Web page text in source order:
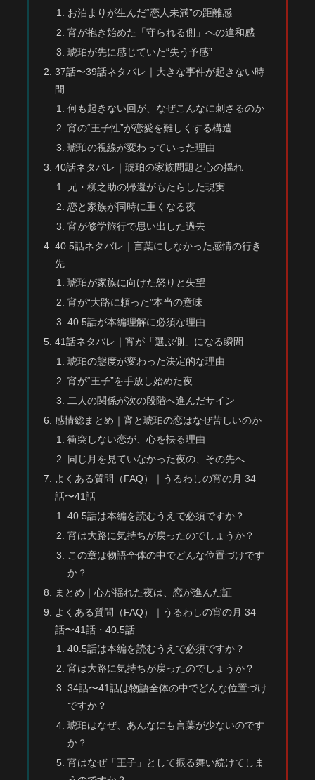
お泊まりが生んだ“恋人未満”の距離感
宵が抱き始めた「守られる側」への違和感
琥珀が先に感じていた“失う予感”
37話〜39話ネタバレ｜大きな事件が起きない時
間
何も起きない回が、なぜこんなに刺さるのか
宵の“王子性”が恋愛を難しくする構造
琥珀の視線が変わっていった理由
40話ネタバレ｜琥珀の家族問題と心の揺れ
兄・柳之助の帰還がもたらした現実
恋と家族が同時に重くなる夜
宵が修学旅行で思い出した過去
40.5話ネタバレ｜言葉にしなかった感情の行き
先
琥珀が家族に向けた怒りと失望
宵が“大路に頼った”本当の意味
40.5話が本編理解に必須な理由
41話ネタバレ｜宵が「選ぶ側」になる瞬間
琥珀の態度が変わった決定的な理由
宵が“王子”を手放し始めた夜
二人の関係が次の段階へ進んだサイン
感情総まとめ｜宵と琥珀の恋はなぜ苦しいのか
衝突しない恋が、心を抉る理由
同じ月を見ていなかった夜の、その先へ
よくある質問（FAQ）｜うるわしの宵の月 34
話〜41話
40.5話は本編を読むうえで必須ですか？
宵は大路に気持ちが戻ったのでしょうか？
この章は物語全体の中でどんな位置づけです
か？
まとめ｜心が揺れた夜は、恋が進んだ証
よくある質問（FAQ）｜うるわしの宵の月 34
話〜41話・40.5話
40.5話は本編を読むうえで必須ですか？
宵は大路に気持ちが戻ったのでしょうか？
34話〜41話は物語全体の中でどんな位置づけ
ですか？
琥珀はなぜ、あんなにも言葉が少ないのです
か？
宵はなぜ「王子」として振る舞い続けてしま